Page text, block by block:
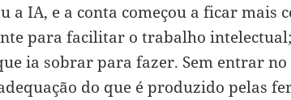
a IA, e a conta começou a ficar mais
para facilitar o trabalho
ia sobrar para fazer. Sem entrar
do que é produzido pelas